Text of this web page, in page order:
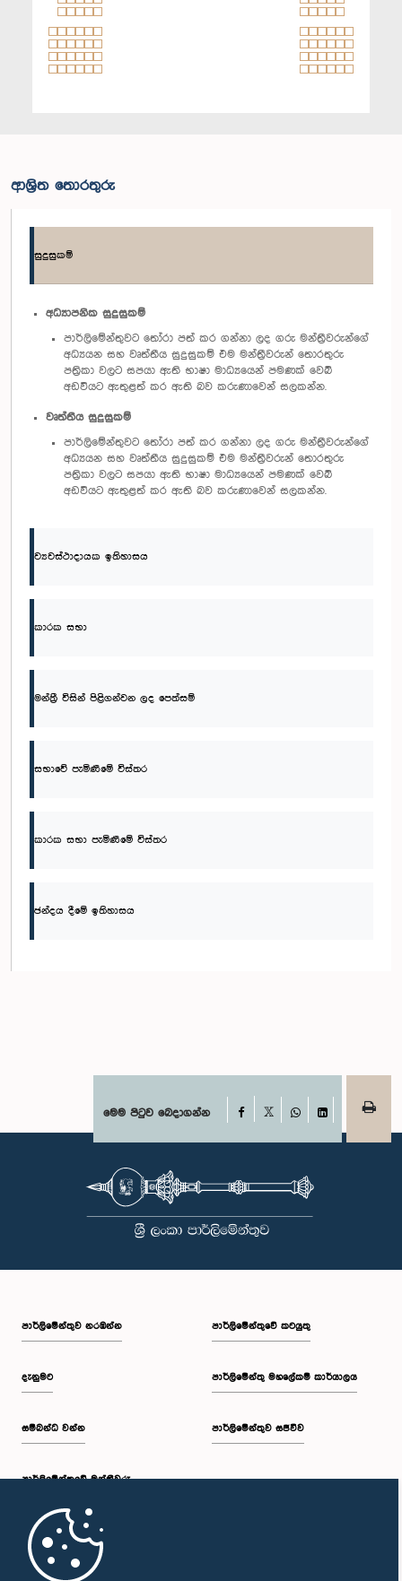
ආශ්‍රිත තොරතුරු
සුදුසුකම්
අධ්‍යාපනික සුදුසුකම්
පාර්ලිමේන්තුවට තෝරා පත් කර ගන්නා ලද ගරු මන්ත්‍රීවරුන්ගේ
අධ්‍යයන සහ වෘත්තීය සුදුසුකම් එම මන්ත්‍රීවරුන් තොරතුරු
පත්‍රිකා වලට සපයා ඇති භාෂා මාධ්‍යයෙන් පමණක් වෙබ්
අඩවියට ඇතුළත් කර ඇති බව කරුණාවෙන් සලකන්න.
වෘත්තීය සුදුසුකම්
පාර්ලිමේන්තුවට තෝරා පත් කර ගන්නා ලද ගරු මන්ත්‍රීවරුන්ගේ
අධ්‍යයන සහ වෘත්තීය සුදුසුකම් එම මන්ත්‍රීවරුන් තොරතුරු
පත්‍රිකා වලට සපයා ඇති භාෂා මාධ්‍යයෙන් පමණක් වෙබ්
අඩවියට ඇතුළත් කර ඇති බව කරුණාවෙන් සලකන්න.
ව්‍යවස්ථාදායක ඉතිහාසය
කාරක සභා
මන්ත්‍රී විසින් පිළිගන්වන ලද පෙත්සම්
සභාවේ පැමිණීමේ විස්තර
කාරක සභා පැමිණීමේ විස්තර
ඡන්දය දීමේ ඉතිහාසය
මෙම පිටුව බෙදාගන්න Facebook
WhatsAppLinkedIn
පාර්ලි‌මේන්තුව නරඹන්න
දැනුමට
සම්බන්ධ වන්න
පාර්ලි‌මේන්තුවේ මන්ත්‍රීවරු
මුල් පිටුව
පාර්ලිමේන්තුවේ කටයුතු
පාර්ලිමේන්තු මහලේකම් කාර්යාලය
පාර්ලිමේන්තුව සජීවීව